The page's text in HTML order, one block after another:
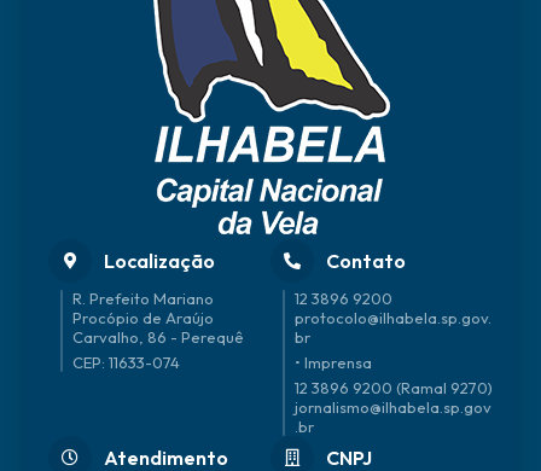
Localização
R. Prefeito Mariano
Procópio de Araújo
Carvalho, 86 - Perequê
CEP: 11633-074
Contato
12 3896 9200
protocolo@ilhabela.sp.gov.
br
• Imprensa
12 3896 9200 (Ramal 9270)
jornalismo@ilhabela.sp.gov
.br
Atendimento CNPJ